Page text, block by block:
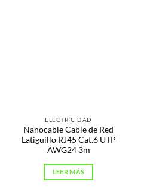
ELECTRICIDAD
Nanocable Cable de Red
Latiguillo RJ45 Cat.6 UTP
AWG24 3m
LEER MÁS